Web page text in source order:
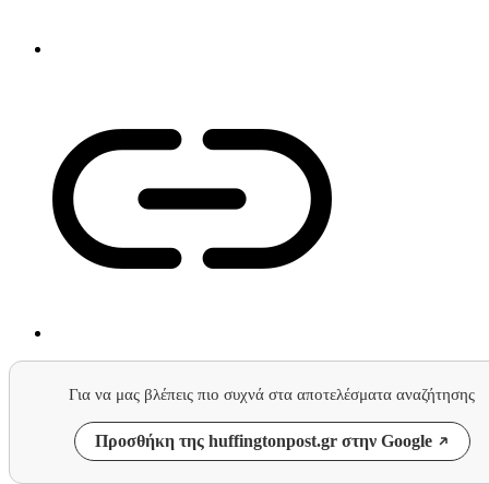
Για να μας βλέπεις πιο συχνά στα αποτελέσματα αναζήτησης
Προσθήκη της huffingtonpost.gr στην Google